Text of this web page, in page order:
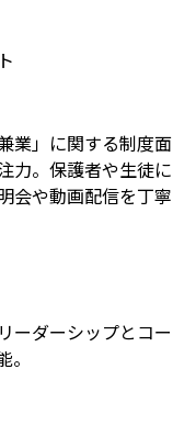
業」に関する制度面
力。保護者や生徒に
会や動画配信を丁寧
ーダーシップとコー